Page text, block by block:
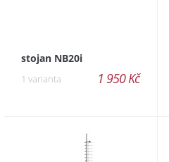
stojan NB20i
1 varianta 1 950 Kč